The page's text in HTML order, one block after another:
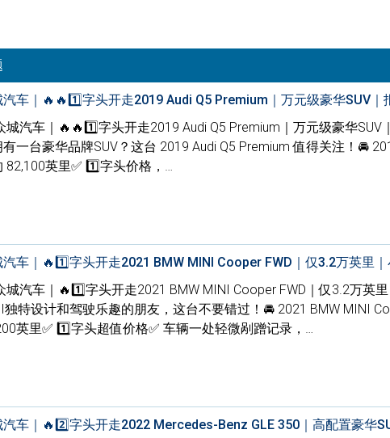
汽车｜🔥🔥1️⃣字头开走2019 Audi Q5 Premium｜万元级豪华SUV｜
城汽车｜🔥🔥1️⃣字头开走2019 Audi Q5 Premium｜万元级豪华SUV
一台豪华品牌SUV？这台 2019 Audi Q5 Premium 值得关注！🚘
82,100英里✅ 1️⃣字头价格，…
汽车｜🔥1️⃣字头开走2021 BMW MINI Cooper FWD｜仅3.2万英里
城汽车｜🔥1️⃣字头开走2021 BMW MINI Cooper FWD｜仅3.2万英
独特设计和驾驶乐趣的朋友，这台不要错过！🚘 2021 BMW MINI
英里✅ 1️⃣字头超值价格✅ 车辆一处轻微剐蹭记录，…
汽车｜🔥2️⃣字头开走2022 Mercedes-Benz GLE 350｜高配置豪华